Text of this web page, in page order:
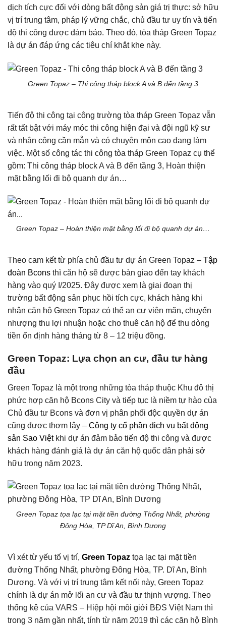
dịch tích cực đối với dòng bất động sản giá trị thực: sở hữu
vị trí trung tâm, pháp lý vững chắc, chủ đầu tư uy tín và tiến
độ thi công được đảm bảo. Theo đó, tòa tháp Green Topaz
là dự án đáp ứng các tiêu chí khắt khe này.
Green Topaz – Thi công tháp block A và B đến tầng 3
Tiến độ thi công tại công trường tòa tháp Green Topaz vẫn
rất tất bật với máy móc thi công hiện đại và đội ngũ kỹ sư
và nhân công cần mẫn và có chuyên môn cao đang làm
việc. Một số công tác thi công tòa tháp Green Topaz cụ thể
gồm: Thi công tháp block A và B đến tầng 3, Hoàn thiện
mặt bằng lối đi bộ quanh dự án…
Green Topaz – Hoàn thiện mặt bằng lối đi bộ quanh dự án…
Theo cam kết từ phía chủ đầu tư dự án Green Topaz – Tập
đoàn Bcons thì căn hộ sẽ được bàn giao đến tay khách
hàng vào quý I/2025. Đây được xem là giai đoạn thị
trường bất động sản phục hồi tích cực, khách hàng khi
nhận căn hộ Green Topaz có thể an cư viên mãn, chuyển
nhượng thu lợi nhuận hoặc cho thuê căn hộ để thu dòng
tiền ổn định hàng tháng từ 8 – 12 triệu đồng.
Green Topaz: Lựa chọn an cư, đầu tư hàng
đầu
Green Topaz là một trong những tòa tháp thuộc Khu đô thị
phức hợp căn hộ Bcons City và tiếp tục là niềm tự hào của
Chủ đầu tư Bcons và đơn vị phân phối độc quyền dự án
cũng được thơm lây – Công ty cổ phần dịch vụ bất động
sản Sao Việtkhi dự án đảm bảo tiến độ thi công và được
khách hàng đánh giá là dự án căn hộ quốc dân phải sở
hữu trong năm 2023.
Green Topaz tọa lạc tại mặt tiền đường Thống Nhất, phường
Đông Hòa, TP Dĩ An, Bình Dương
Vì xét từ yếu tố vị trí, Green Topaz tọa lạc tại mặt tiền
đường Thống Nhất, phường Đông Hòa, TP. Dĩ An, Bình
Dương. Và với vị trí trung tâm kết nối này, Green Topaz
chính là dự án mở lối an cư và đầu tư thịnh vượng. Theo
thống kê của VARS – Hiệp hội môi giới BĐS Việt Nam thì
trong 3 năm gần nhất, tính từ năm 2019 thì các căn hộ Bình